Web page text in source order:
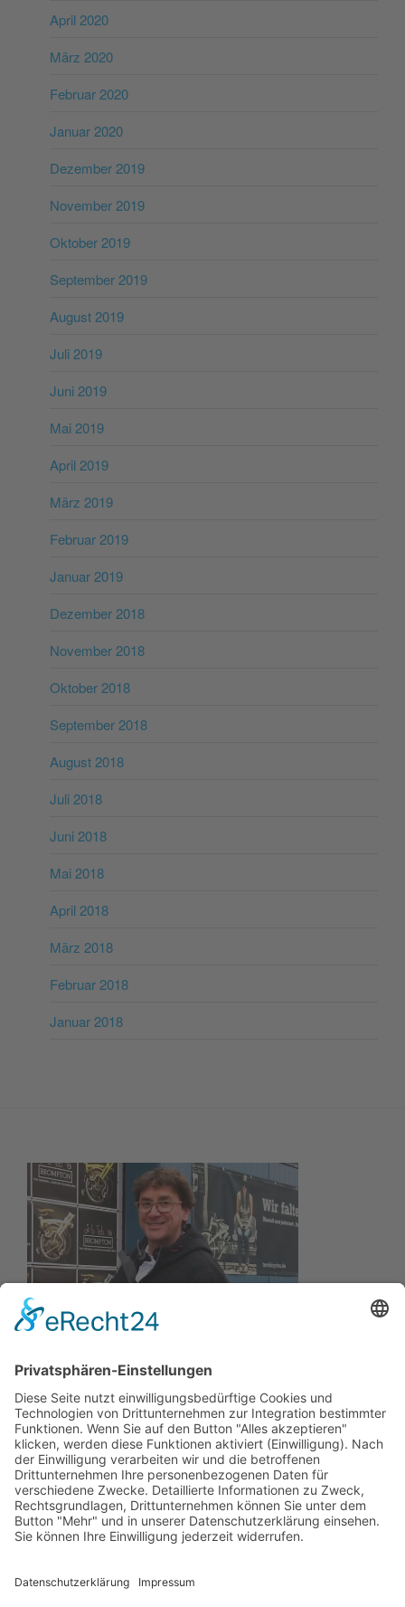
April 2020
März 2020
Februar 2020
Januar 2020
Dezember 2019
November 2019
Oktober 2019
September 2019
August 2019
Juli 2019
Juni 2019
Mai 2019
April 2019
März 2019
Februar 2019
Januar 2019
Dezember 2018
November 2018
Oktober 2018
September 2018
August 2018
Juli 2018
Juni 2018
Mai 2018
April 2018
März 2018
Februar 2018
Januar 2018
Wir wollen Ihr persönlicher Online Marine Spezialist sein,
der sich auf die Fahne geschrieben hat, der zuverlässigste
und preiswerteste Anbieter zu sein.
Wir sind ständig im Wachstum und wissen Ihr Vertrauen zu
schätzen.
Kay-Lucas Kaniewski